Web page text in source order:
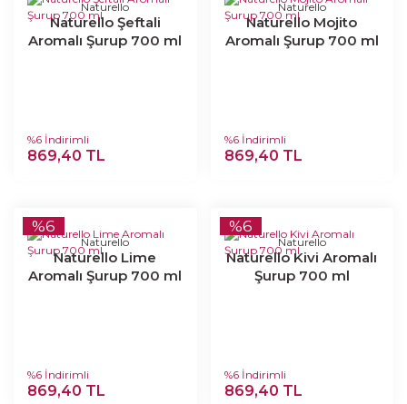
Naturello
Naturello Şeftali
Aromalı Şurup 700 ml
%6 İndirimli
869,40 TL
Naturello
Naturello Mojito
Aromalı Şurup 700 ml
%6 İndirimli
869,40 TL
%6
Naturello
Naturello Lime
Aromalı Şurup 700 ml
%6 İndirimli
869,40 TL
%6
Naturello
Naturello Kivi Aromalı
Şurup 700 ml
%6 İndirimli
869,40 TL